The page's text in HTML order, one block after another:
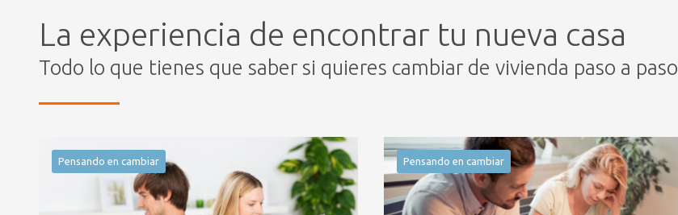
La experiencia de encontrar tu nueva casa
Todo lo que tienes que saber si quieres cambiar de vivienda paso a paso
Pensando en cambiar Pensando en cambiar